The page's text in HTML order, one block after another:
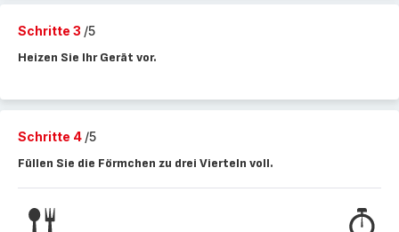
Schritte 3 /5
Heizen Sie Ihr Gerät vor.
Schritte 4 /5
Füllen Sie die Förmchen zu drei Vierteln voll.